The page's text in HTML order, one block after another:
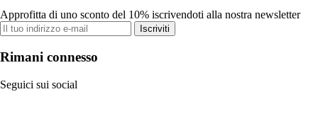
Approfitta di uno sconto del 10% iscrivendoti alla nostra newsletter
Iscriviti
Rimani connesso
Seguici sui social